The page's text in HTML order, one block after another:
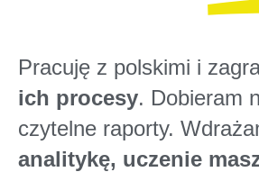
Pracuję z polskimi i
ich procesy. Dobieram
czytelne raporty.
analitykę, uczenie